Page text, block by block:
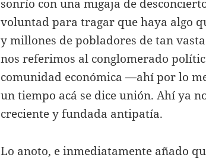
sonrío con una migaja de
voluntad para tragar que haya algo
y millones de pobladores de tan
nos referimos al conglomerado
comunidad económica —ahí por lo
un tiempo acá se dice unión. Ahí ya
creciente y fundada antipatía.
Lo anoto, e inmediatamente añado